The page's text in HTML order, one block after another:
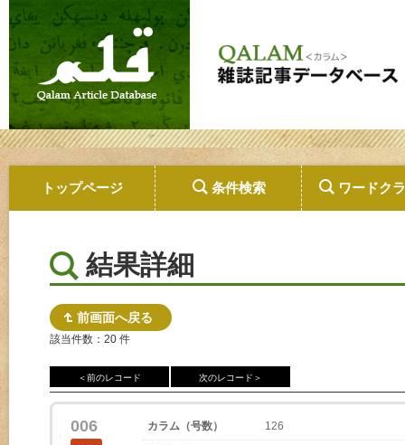
トップページ 条件検索 ワードク
結果詳細
前画面へ戻る
該当件数：20 件
＜前のレコード 次のレコード＞
006 カラム（号数） 126